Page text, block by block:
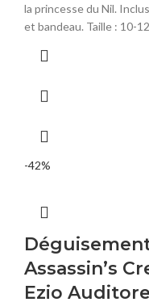
la princesse du Nil.
et bandeau. Taille : 10-
-42%
Assassin’s
Ezio Auditore